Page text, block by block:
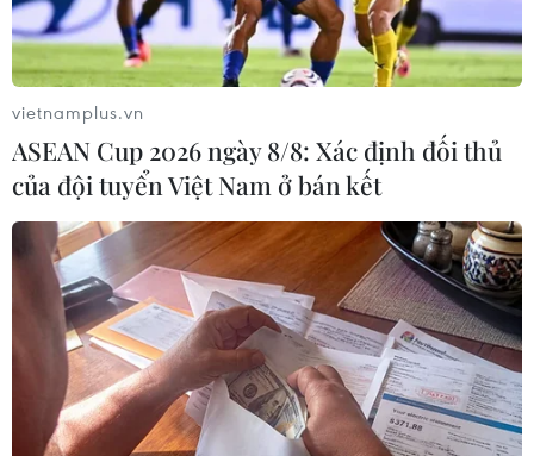
(TTXVN/Vietnam+)
vietnamplus.vn
ASEAN Cup 2026 ngày 8/8: Xác định đối thủ
của đội tuyển Việt Nam ở bán kết